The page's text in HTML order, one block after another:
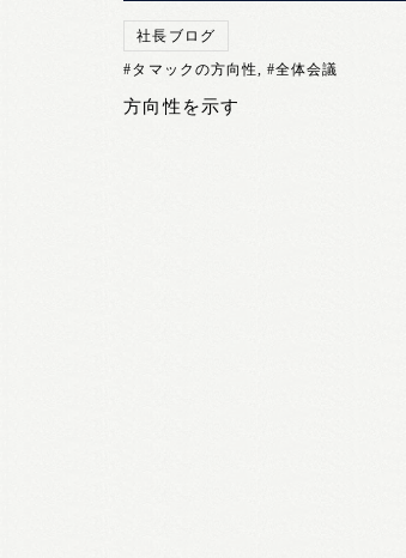
社長ブログ
#タマックの方向性, #全体会議
方向性を示す